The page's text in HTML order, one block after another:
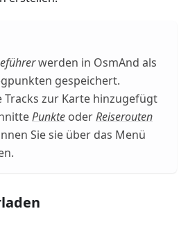
werden in OsmAnd als
gespeichert.
Tracks zur Karte hinzugefügt
Punkte oderReiserouten
Sie sie über das Menü